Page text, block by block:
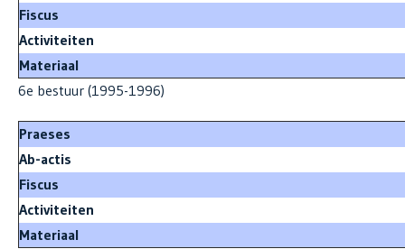
Fiscus
Activiteiten
Materiaal
6e bestuur (1995-1996)
Praeses
Ab-actis
Fiscus
Activiteiten
Materiaal